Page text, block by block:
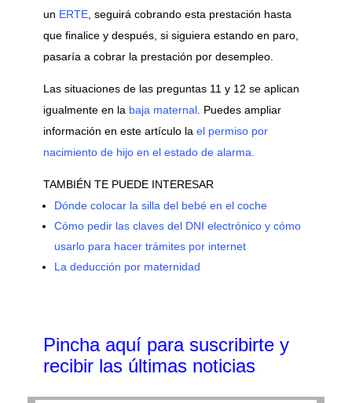
un ERTE, seguirá cobrando esta prestación hasta
que finalice y después, si siguiera estando en paro,
pasaría a cobrar la prestación por desempleo.
Las situaciones de las preguntas 11 y 12 se aplican
igualmente en la baja maternal. Puedes ampliar
información en este artículo la el permiso por
nacimiento de hijo en el estado de alarma.
TAMBIÉN TE PUEDE INTERESAR
Dónde colocar la silla del bebé en el coche
Cómo pedir las claves del DNI electrónico y cómo
usarlo para hacer trámites por internet
La deducción por maternidad
Pincha aquí para suscribirte y
recibir las últimas noticias